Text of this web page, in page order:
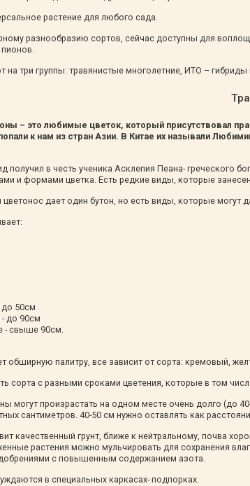
товары
специалистов
литература
листы
и замена
растение для любого сада.
разнообразию сортов, сейчас доступны для
на три группы: травянистые многолетние, ИТО –
– это любимые цветок, который присутствовал
к нам из стран Азии. В Китае их называли
получил в честь ученика Асклепия Пеана-
и формами цветка. Есть редкие виды, которые
дает один бутон, но есть виды, которые могут
50см
до 90см
- свыше 90см.
обширную палитру, все зависит от сорта: кремовый,
сорта с разными сроками цветения, которые в том
могут произрастать на одном месте очень долго (до
сантиметров. 40-50 см нужно оставлять как
качественный грунт, ближе к нейтральному, почва
растения можно мульчировать для сохранения
с повышенным содержанием азота.
в специальных каркасах- подпорках.